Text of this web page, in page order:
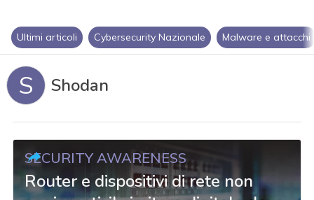
Ultimi articoli Cybersecurity Nazionale Malware e attacchi
S Shodan
SECURITY AWARENESS
Router e dispositivi di rete non